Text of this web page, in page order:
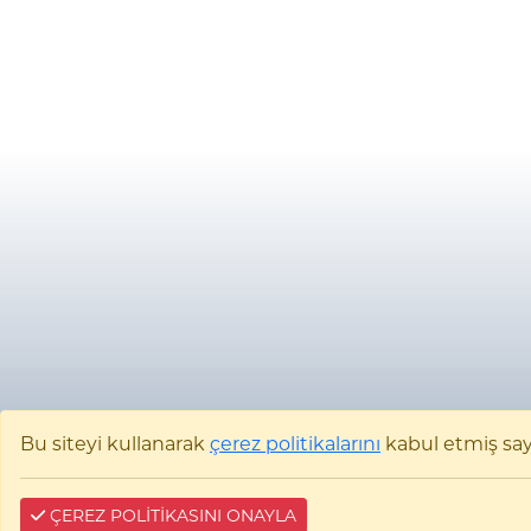
Bu siteyi kullanarak çerez politikalarını kabul etmiş
ÇEREZ POLİTİKASINI ONAYLA